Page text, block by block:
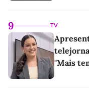
9 TV
"Mais